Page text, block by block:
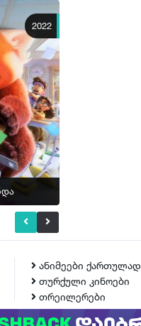
2022
ანიმეები ქართულად
თურქული კინოები
თრეილერები